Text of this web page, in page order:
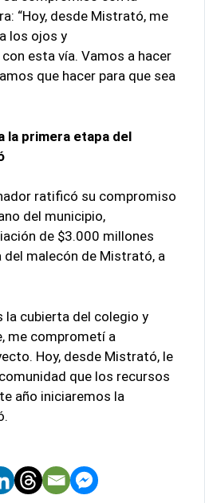
“Hoy, desde Mistrató, me
los ojos y
esta vía. Vamos a hacer
que hacer para que sea
la primera etapa del
ratificó su compromiso
del municipio,
de $3.000 millones
del malecón de Mistrató, a
la cubierta del colegio y
me comprometí a
Hoy, desde Mistrató, le
que los recursos
año iniciaremos la